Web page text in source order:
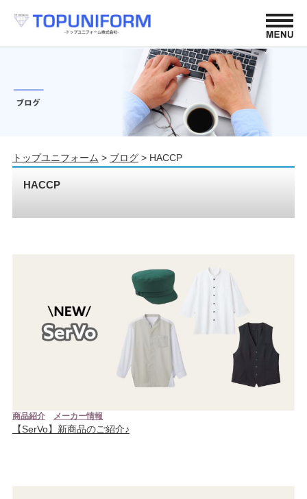
トップユニフォーム > ブログ> HACCP
HACCP
商品紹介 メーカー情報
【SerVo】新商品のご紹介♪